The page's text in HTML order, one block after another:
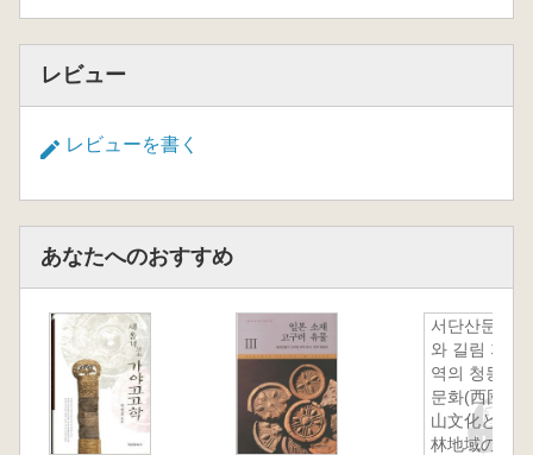
レビュー
レビューを書く
あなたへのおすすめ
서단산문화
와 길림 지
역의 청동기
문화(西団
山文化と吉
林地域の青